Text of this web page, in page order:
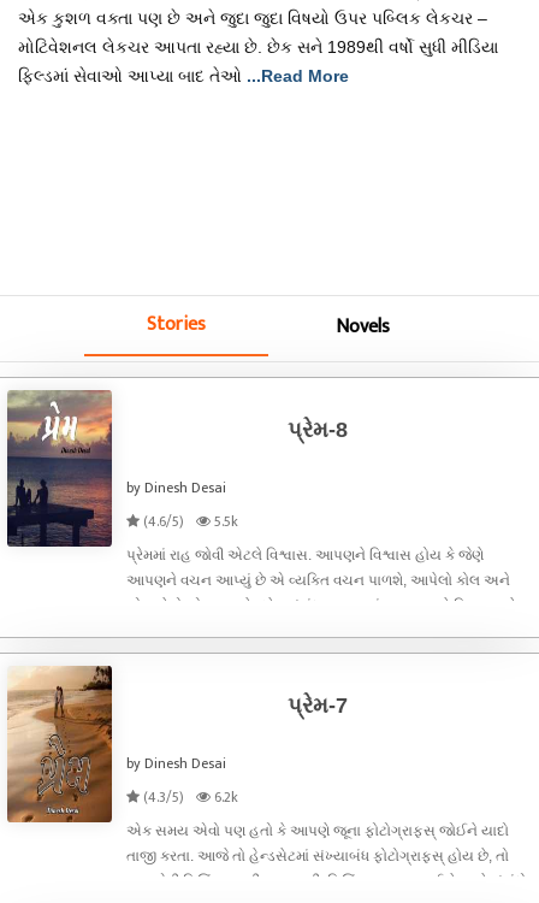
એક કુશળ વક્તા પણ છે અને જુદા જુદા વિષયો ઉપર પબ્લિક લેકચર –
મોટિવેશનલ લેકચર આપતા રહ્યા છે. છેક સને 1989થી વર્ષો સુધી મીડિયા
ફિલ્ડમાં સેવાઓ આપ્યા બાદ તેઓ ...Read More
Stories Novels
પ્રેમ-8
by Dinesh Desai
(4.6/5)
5.5k
પ્રેમમાં રાહ જોવી એટલે વિશ્વાસ. આપણને વિશ્વાસ હોય કે જેણે
આપણને વચન આપ્યું છે એ વ્યક્તિ વચન પાળશે, આપેલો કોલ અને
બોલાયેલો બોલ પાળશે. દરેક સંબંધના પાયામાં શ્રદ્ધા અને વિશ્વાસ રહેલા
રિલેશનશીપમાં
પ્રેમ-7
by Dinesh Desai
(4.3/5)
6.2k
એક સમય એવો પણ હતો કે આપણે જૂના ફોટોગ્રાફસ્ જોઈને યાદો
તાજી કરતા. આજે તો હેન્ડસેટમાં સંખ્યાબંધ ફોટોગ્રાફસ્ હોય છે, તો
પણ એવી ફિલિંગ્સ્ નથી જ આવતી. ફિલિંગ્સ્ ગાયબ થઈ છે અને સંબંધો